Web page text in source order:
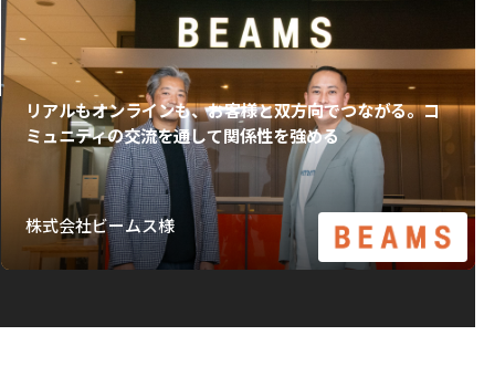
リアルもオンラインも、お客様と双方向でつながる。コ
ミュニティの交流を通して関係性を強める
株式会社ビームス様